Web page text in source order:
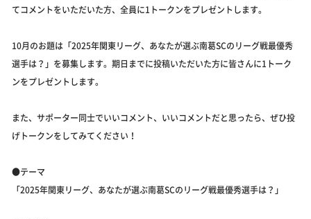
てコメントをいただいた方、全員に1トークンをプレゼントします。
10月のお題は「2025年関東リーグ、あなたが選ぶ南葛SCのリーグ戦最優秀
選手は？」を募集します。期日までに投稿いただいた方に皆さんに1トーク
ンをプレゼントします。
また、サポーター同士でいいコメント、いいコメントだと思ったら、ぜひ投
げトークンをしてみてください！
●テーマ
「2025年関東リーグ、あなたが選ぶ南葛SCのリーグ戦最優秀選手は？」